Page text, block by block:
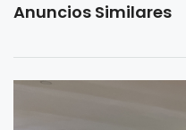
Anuncios Similares